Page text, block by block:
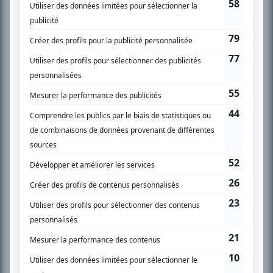
SUR LE RÉSEAU BIZZ MÉDIA
PLAN DU SITE
Accueil
Liste des oeuvres
Recherche avancée
À propos
Nous contacter
Termes et conditions
Politique de confidentialité
Gestion du consentement